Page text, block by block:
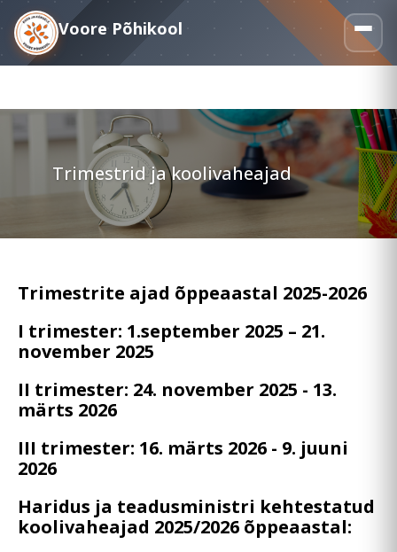
Voore Põhikool
Trimestrid ja koolivaheajad
Trimestrite ajad õppeaastal 2025-2026
I trimester: 1.september 2025 – 21.
november 2025
II trimester: 24. november 2025 - 13.
märts 2026
III trimester: 16. märts 2026 - 9. juuni
2026
Haridus ja teadusministri kehtestatud
koolivaheajad 2025/2026 õppeaastal: